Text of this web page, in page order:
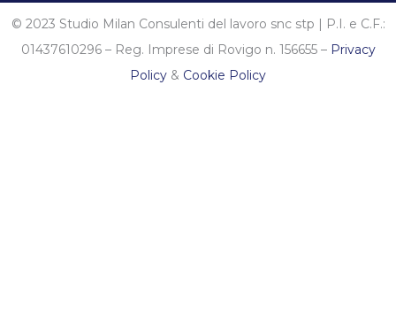
© 2023 Studio Milan Consulenti del lavoro snc stp | P.I. e C.F.:
01437610296 – Reg. Imprese di Rovigo n. 156655 – Privacy
Policy & Cookie Policy